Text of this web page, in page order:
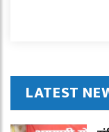
LATEST